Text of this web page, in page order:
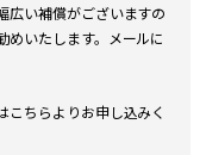
広い補償がございますの
めいたします。メールに
こちらよりお申し込みく